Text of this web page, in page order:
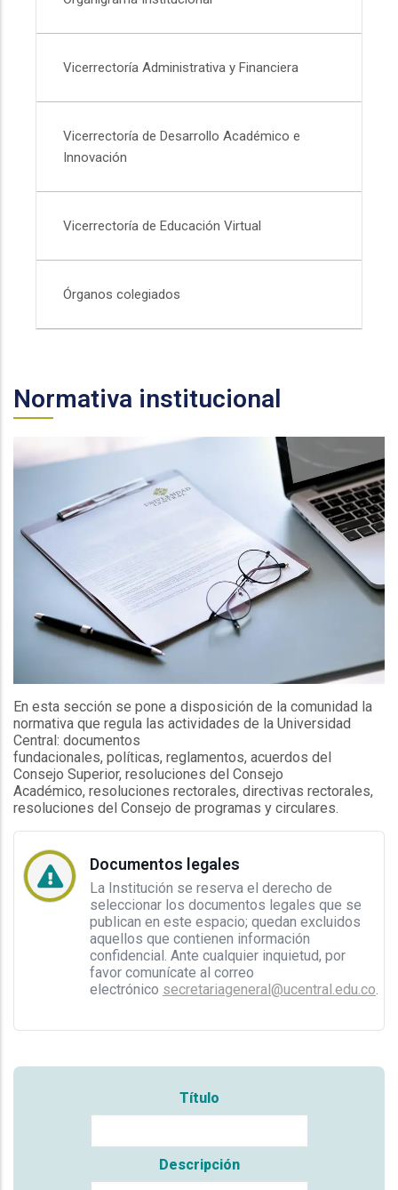
Vicerrectoría Administrativa y Financiera
Vicerrectoría de Desarrollo Académico e
Innovación
Vicerrectoría de Educación Virtual
Órganos colegiados
Normativa institucional
En esta sección se pone a disposición de la comunidad la
normativa que regula las actividades de la Universidad
Central: documentos
fundacionales, políticas, reglamentos, acuerdos del
Consejo Superior, resoluciones del Consejo
Académico, resoluciones rectorales, directivas rectorales,
resoluciones del Consejo de programas y circulares.
Documentos legales
La Institución se reserva el derecho de
seleccionar los documentos legales que se
publican en este espacio; quedan excluidos
aquellos que contienen información
confidencial. Ante cualquier inquietud, por
favor comunícate al correo
electrónico secretariageneral@ucentral.edu.co.
Título
Descripción